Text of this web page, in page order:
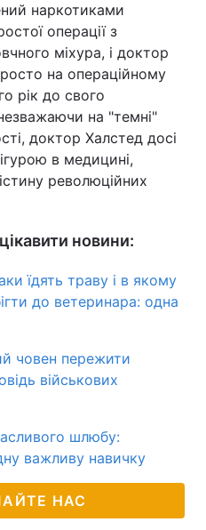
наркотиками
операції з
міхура, і доктор
на операційному
рік до свого
на "темні"
доктор Халстед досі
в медицині,
революційних
новини:
їдять траву і в якому
до ветеринара: одна
човен пережити
військових
шлюбу:
важливу навичку
НАС